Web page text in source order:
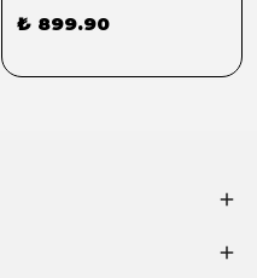
₺ 899.90